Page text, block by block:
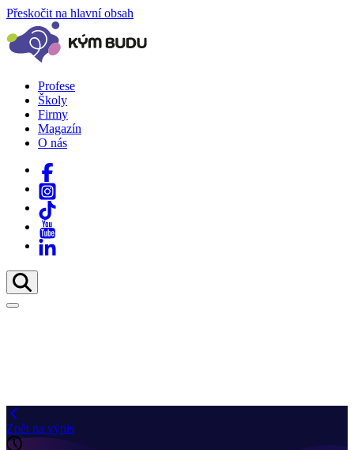
Přeskočit na hlavní obsah
Profese
Školy
Firmy
Magazín
O nás
Zpět na výpis